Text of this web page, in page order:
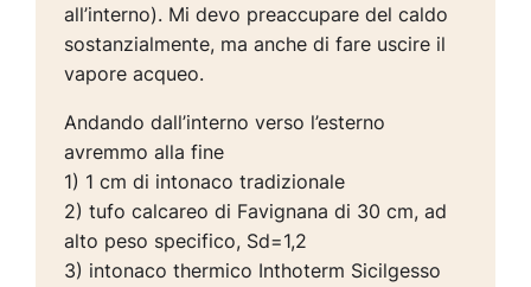
all’interno). Mi devo preaccupare del caldo
sostanzialmente, ma anche di fare uscire il
vapore acqueo.
Andando dall’interno verso l’esterno
avremmo alla fine
1) 1 cm di intonaco tradizionale
2) tufo calcareo di Favignana di 30 cm, ad
alto peso specifico, Sd=1,2
3) intonaco thermico Inthoterm Sicilgesso